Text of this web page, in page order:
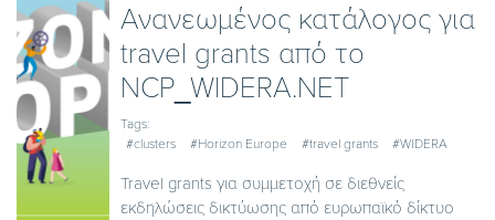
Ανανεωμένος κατάλογος για
travel grants από το
NCP_WIDERA.NET
Tags:
#clusters
#Horizon Europe #travel grants #WIDERA
Travel grants για συμμετοχή σε διεθνείς
εκδηλώσεις δικτύωσης από ευρωπαϊκό δίκτυο